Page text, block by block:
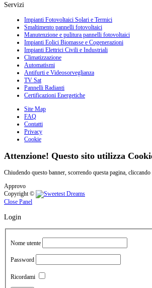
Servizi
Impianti Fotovoltaici Solari e Termici
Smaltimento pannelli fotovoltaici
Manutenzione e pulitura pannelli fotovoltaici
Impianti Eolici Biomasse e Cogenerazioni
Impianti Elettrici Civili e Industriali
Climatizzazione
Automatismi
Antifurti e Videosorveglianza
TV Sat
Pannelli Radianti
Certificazioni Energetiche
Site Map
FAQ
Contatti
Privacy
Cookie
Attenzione! Questo sito utilizza
Chiudendo questo banner, scorrendo questa pagina,
Approvo
Copyright ©
Close Panel
Login
Nome utente
Password
Ricordami